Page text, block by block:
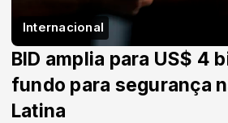
Internacional
BID amplia para US$ 4
fundo para segurança
Latina